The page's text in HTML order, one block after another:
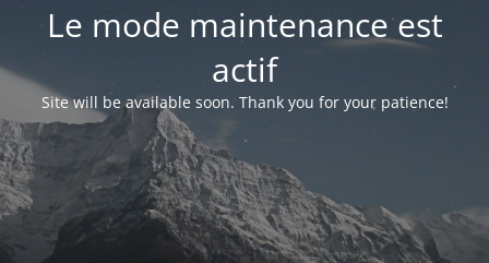
Le mode maintenance est
actif
Site will be available soon. Thank you for your patience!